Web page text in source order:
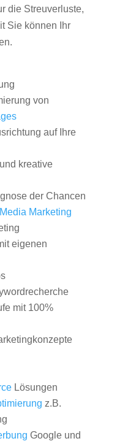
die Streuverluste,
Sie können Ihr
von
auf Ihre
kreative
der Chancen
Marketing
eigenen
mit 100%
Lösungen
z.B.
Google und